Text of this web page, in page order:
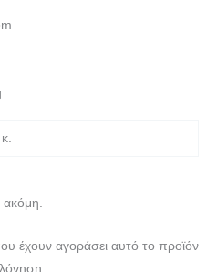
ακόμη.
έχουν αγοράσει αυτό το προϊόν